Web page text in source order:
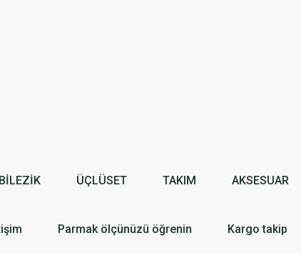
BİLEZİK ÜÇLÜSET TAKIM AKSESUAR
Parmak ölçünüzü öğrenin Kargo takip